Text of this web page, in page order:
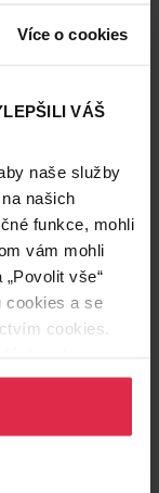
Více o cookies
VÁŠ
naše služby
našich
funkce, mohli
vám mohli
vše“
cookies a se
cookies.